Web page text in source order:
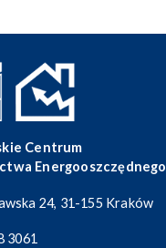
Centrum
Energooszczędnego
24, 31-155 Kraków
3061